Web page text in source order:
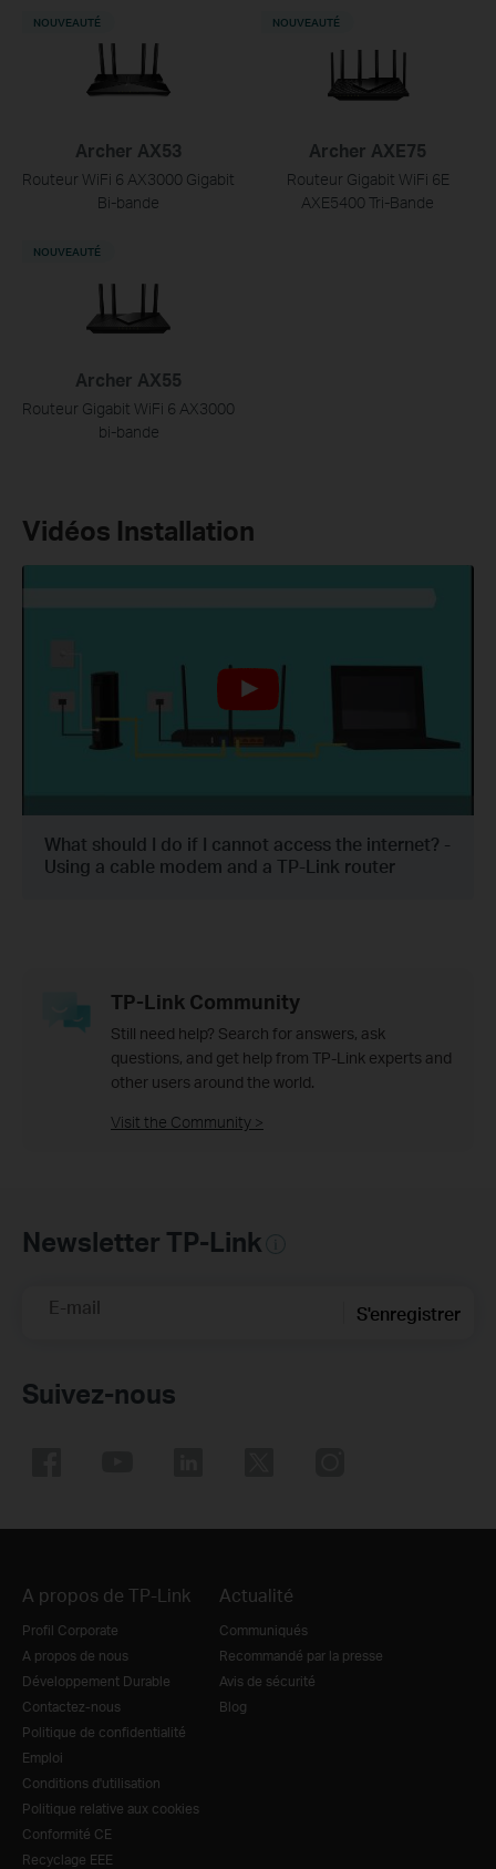
Archer AX53
Routeur WiFi 6 AX3000 Gigabit
Bi-bande
NOUVEAUTÉ
Archer AXE75
Routeur Gigabit WiFi 6E
AXE5400 Tri-Bande
NOUVEAUTÉ
Archer AX55
Routeur Gigabit WiFi 6 AX3000
bi-bande
NOUVEAUTÉ
Vidéos Installation
What should I do if I cannot access the internet? -
Using a cable modem and a TP-Link router
TP-Link Community
Still need help? Search for answers, ask
questions, and get help from TP-Link experts and
other users around the world.
Visit the Community >
Newsletter TP-Link
E-mail S'enregistrer
Suivez-nous
A propos de TP-Link
Profil Corporate
A propos de nous
Développement Durable
Contactez-nous
Politique de confidentialité
Emploi
Conditions d'utilisation
Politique relative aux cookies
Conformité CE
Recyclage EEE
Actualité
Communiqués
Recommandé par la presse
Avis de sécurité
Blog